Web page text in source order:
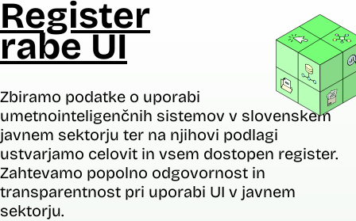
Register
rabe UI
Zbiramo podatke o uporabi
umetnointeligenčnih sistemov v slovenskem
javnem sektorju ter na njihovi podlagi
ustvarjamo celovit in vsem dostopen register.
Zahtevamo popolno odgovornost in
transparentnost pri uporabi UI v javnem
sektorju.